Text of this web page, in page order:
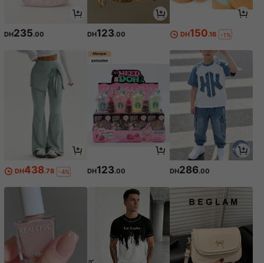
DH235.00 DH123.00 DH150.16 -1%
DH438.78 -4% DH123.00 DH286.00